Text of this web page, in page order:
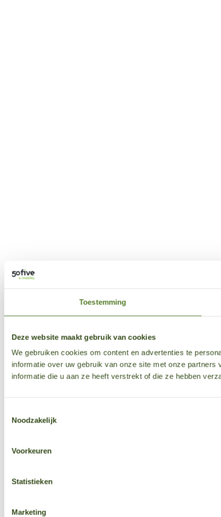
Toestemming
Deze website maakt gebruik van cookies
We gebruiken cookies om content en advertenties te
informatie over uw gebruik van onze site met onze
informatie die u aan ze heeft verstrekt of die ze hebben
Noodzakelijk
Voorkeuren
Statistieken
Marketing